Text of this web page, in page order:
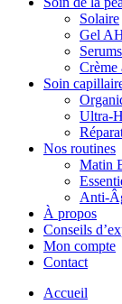
Solaire
Gel
Serums
Crème
Soin
Ultra-
Nos routines
Matin
À propos
Conseils
Mon compte
Contact
Accueil